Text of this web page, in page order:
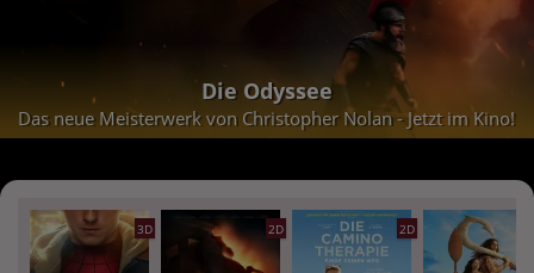
Die Odyssee
Das neue Meisterwerk von Christopher Nolan - Jetzt im Kino!
3D 2D 2D